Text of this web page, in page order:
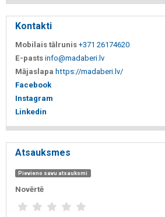
Kontakti
Mobilais tālrunis +371 26174620
E-pasts info@madaberi.lv
Mājaslapa https://madaberi.lv/
Facebook
Instagram
Linkedin
Atsauksmes
Pievieno savu atsauksmi
Novērtē